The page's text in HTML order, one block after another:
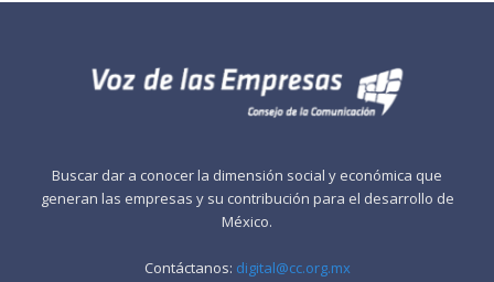
Buscar dar a conocer la dimensión social y económica que
generan las empresas y su contribución para el desarrollo de
México.
Contáctanos: digital@cc.org.mx